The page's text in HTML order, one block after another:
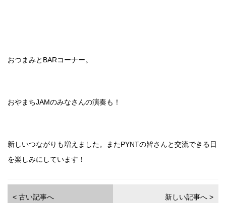
おつまみとBARコーナー。
おやまちJAMのみなさんの演奏も！
新しいつながりも増えました。またPYNTの皆さんと交流できる日
を楽しみにしています！
< 古い記事へ 新しい記事へ >